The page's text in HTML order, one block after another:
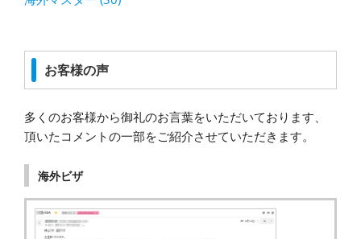
お客様の声
多くのお客様から御礼のお言葉をいただいております、
頂いたコメントの一部をご紹介させていただきます。
海外ビザ